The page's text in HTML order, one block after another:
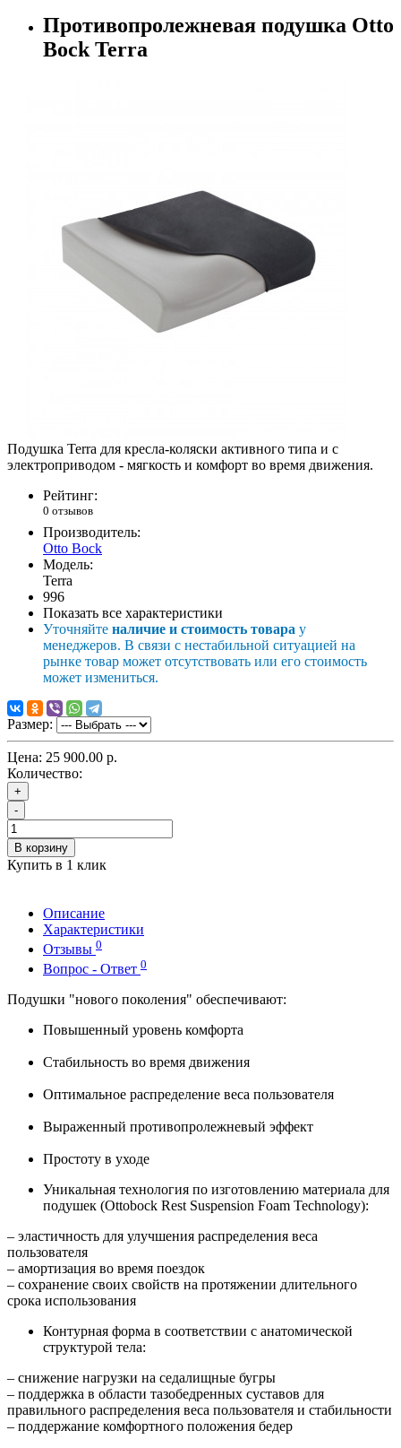
Противопролежневая подушка Otto
Bock Terra
Подушка Terra для кресла-коляски активного типа и с
электроприводом - мягкость и комфорт во время движения.
Рейтинг:
0 отзывов
Производитель:
Otto Bock
Модель:
Terra
996
Показать все характеристики
Уточняйте наличие и стоимость товара у
менеджеров. В связи с нестабильной ситуацией на
рынке товар может отсутствовать или его стоимость
может измениться.
Размер:
Цена: 25 900.00 р.
Количество:
+
-
В корзину
Купить в 1 клик
Описание
Характеристики
Отзывы 0
Вопрос - Ответ 0
Подушки "нового поколения" обеспечивают:
Повышенный уровень комфорта
Стабильность во время движения
Оптимальное распределение веса пользователя
Выраженный противопролежневый эффект
Простоту в уходе
Уникальная технология по изготовлению материала для
подушек (Ottobock Rest Suspension Foam Technology):
– эластичность для улучшения распределения веса
пользователя
– aмортизация во время поездок
– cохранение своих свойств на протяжении длительного
срока использования
Контурная форма в соответствии с анатомической
структурой тела:
– cнижение нагрузки на седалищные бугры
– поддержка в области тазобедренных суставов для
правильного распределения веса пользователя и стабильности
– поддержание комфортного положения бедер